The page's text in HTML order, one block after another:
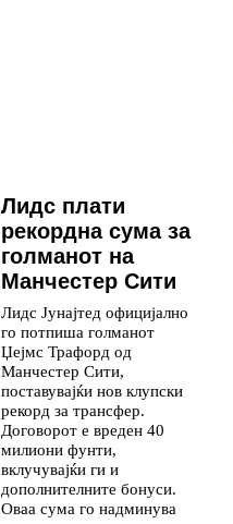
Лидс плати
рекордна сума за
голманот на
Манчестер Сити
Лидс Јунајтед официјално
го потпиша голманот
Џејмс Трафорд од
Манчестер Сити,
поставувајќи нов клупски
рекорд за трансфер.
Договорот е вреден 40
милиони фунти,
вклучувајќи ги и
дополнителните бонуси.
Оваа сума го надминува